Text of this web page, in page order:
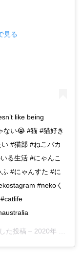
見る
like being
ない😭 #猫 #猫好き
#猫部 #ねこバカ
る生活 #にゃんこ
#にゃんすた #に
#nekoく
た投稿 – 2020年 8月月26日午前6時31分PDT